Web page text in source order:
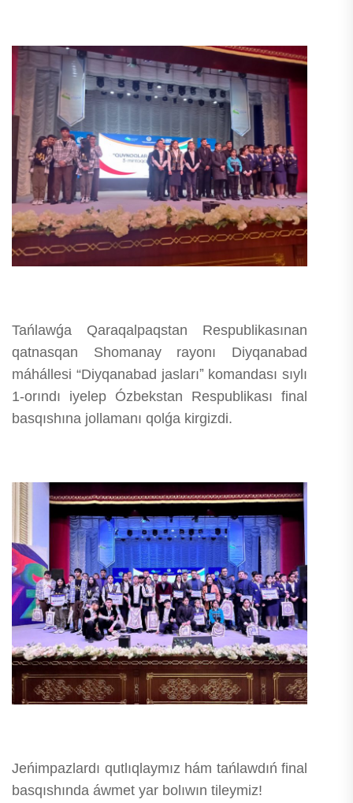
Tańlawǵa Qaraqalpaqstan Respublikasınan
qatnasqan Shomanay rayonı Diyqanabad
máhállesi “Diyqanabad jaslarıˮ komandası sıylı
1-orındı iyelep Ózbekstan Respublikası final
basqıshına jollamanı qolǵa kirgizdi.
Jeńimpazlardı qutlıqlaymız hám tańlawdıń final
basqıshında áwmet yar bolıwın tileymiz!